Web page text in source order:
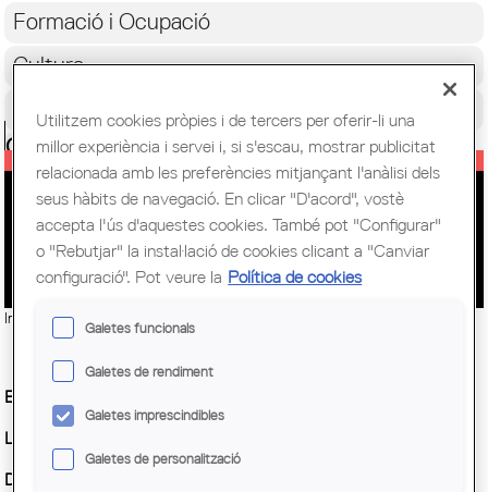
Formació i Ocupació
Cultura
Congrés Mundial d'Arquitectes UIA
Ciutadania
TORNA L'ÀGORA D'URBANISME.
INSCRIPCIONS OBERTES!
Imatge:© Col·legi d'Arquitectes de Catalunya (COAC)
Entitat Organitzadora :
Lloc:
Demarcació :
Utilitzem cookies pròpies i de tercers per oferir-li una
millor experiència i servei i, si s'escau, mostrar publicitat
relacionada amb les preferències mitjançant l'anàlisi dels
seus hàbits de navegació. En clicar "D'acord", vostè
accepta l'ús d'aquestes cookies. També pot "Configurar"
o "Rebutjar" la instal·lació de cookies clicant a "Canviar
configuració". Pot veure la Política de cookies
Galetes funcionals
Galetes de rendiment
Galetes imprescindibles
Galetes de personalització